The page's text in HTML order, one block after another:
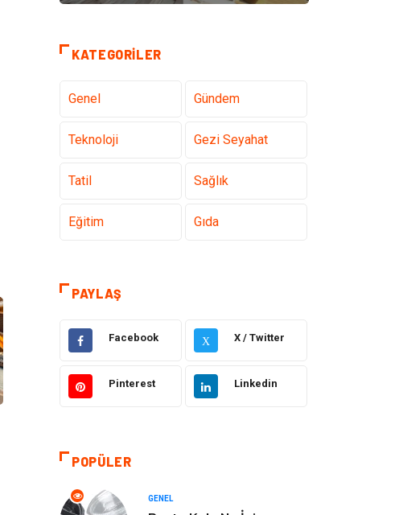
KATEGORILER
Genel Gündem
Teknoloji Gezi Seyahat
Tatil Sağlık
Eğitim Gıda
Tanıtıcı Reklam
Makine Giyim
Kültür Organizasyon
Finans & Ekonomi
Bilgisayar &
PAYLAŞ
Facebook X X / Twitter
Pinterest Linkedin
POPÜLER
GENEL